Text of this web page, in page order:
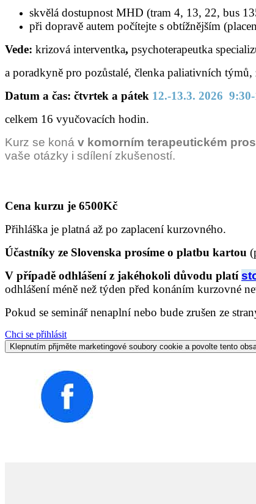
skvělá dostupnost MHD (tram 4, 13, 22, bus
při dopravě autem počítejte s obtížnějším
Vede: krizová interventka, psychoterapeutka
a poradkyně pro pozůstalé, členka paliativních
Datum a čas: čtvrtek a pátek 12.-13.3. 2026
celkem 16 vyučovacích hodin.
Kurz se koná v komorním terapeutickém
vaše otázky i sdílení zkušeností.
Cena kurzu je 6500Kč
Přihláška je platná až po zaplacení kurzovného.
Účastníky ze Slovenska prosíme o platbu kartou
V případě odhlášení z jakéhokoli důvodu platí
odhlášení méně než týden před konáním kurzovné
Pokud se seminář nenaplní nebo bude zrušen ze
Chci se přihlásit
Klepnutím přijměte marketingové soubory cookie a povolte tento